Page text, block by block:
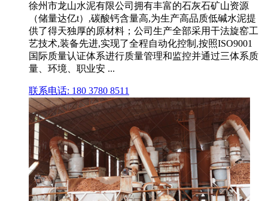
徐州市龙山水泥有限公司拥有丰富的石灰石矿山资源
（储量达亿t）,碳酸钙含量高,为生产高品质低碱水泥提
供了得天独厚的原材料；公司生产全部采用干法旋窑工
艺技术,装备先进,实现了全程自动化控制,按照ISO9001
国际质量认证体系进行质量管理和监控并通过三体系质
量、环境、职业安 ...
联系电话: 180 3780 8511